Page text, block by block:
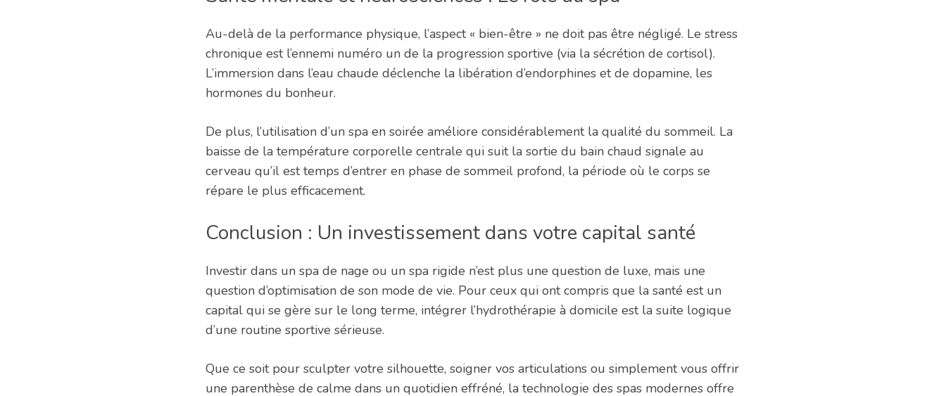
Au-delà de la performance physique, l’aspect « bien-être » ne doit pas être négligé. Le stress
chronique est l’ennemi numéro un de la progression sportive (via la sécrétion de cortisol).
L’immersion dans l’eau chaude déclenche la libération d’endorphines et de dopamine, les
hormones du bonheur.
De plus, l’utilisation d’un spa en soirée améliore considérablement la qualité du sommeil. La
baisse de la température corporelle centrale qui suit la sortie du bain chaud signale au
cerveau qu’il est temps d’entrer en phase de sommeil profond, la période où le corps se
répare le plus efficacement.
Conclusion : Un investissement dans votre capital santé
Investir dans un spa de nage ou un spa rigide n’est plus une question de luxe, mais une
question d’optimisation de son mode de vie. Pour ceux qui ont compris que la santé est un
capital qui se gère sur le long terme, intégrer l’hydrothérapie à domicile est la suite logique
d’une routine sportive sérieuse.
Que ce soit pour sculpter votre silhouette, soigner vos articulations ou simplement vous offrir
une parenthèse de calme dans un quotidien effréné, la technologie des spas modernes offre